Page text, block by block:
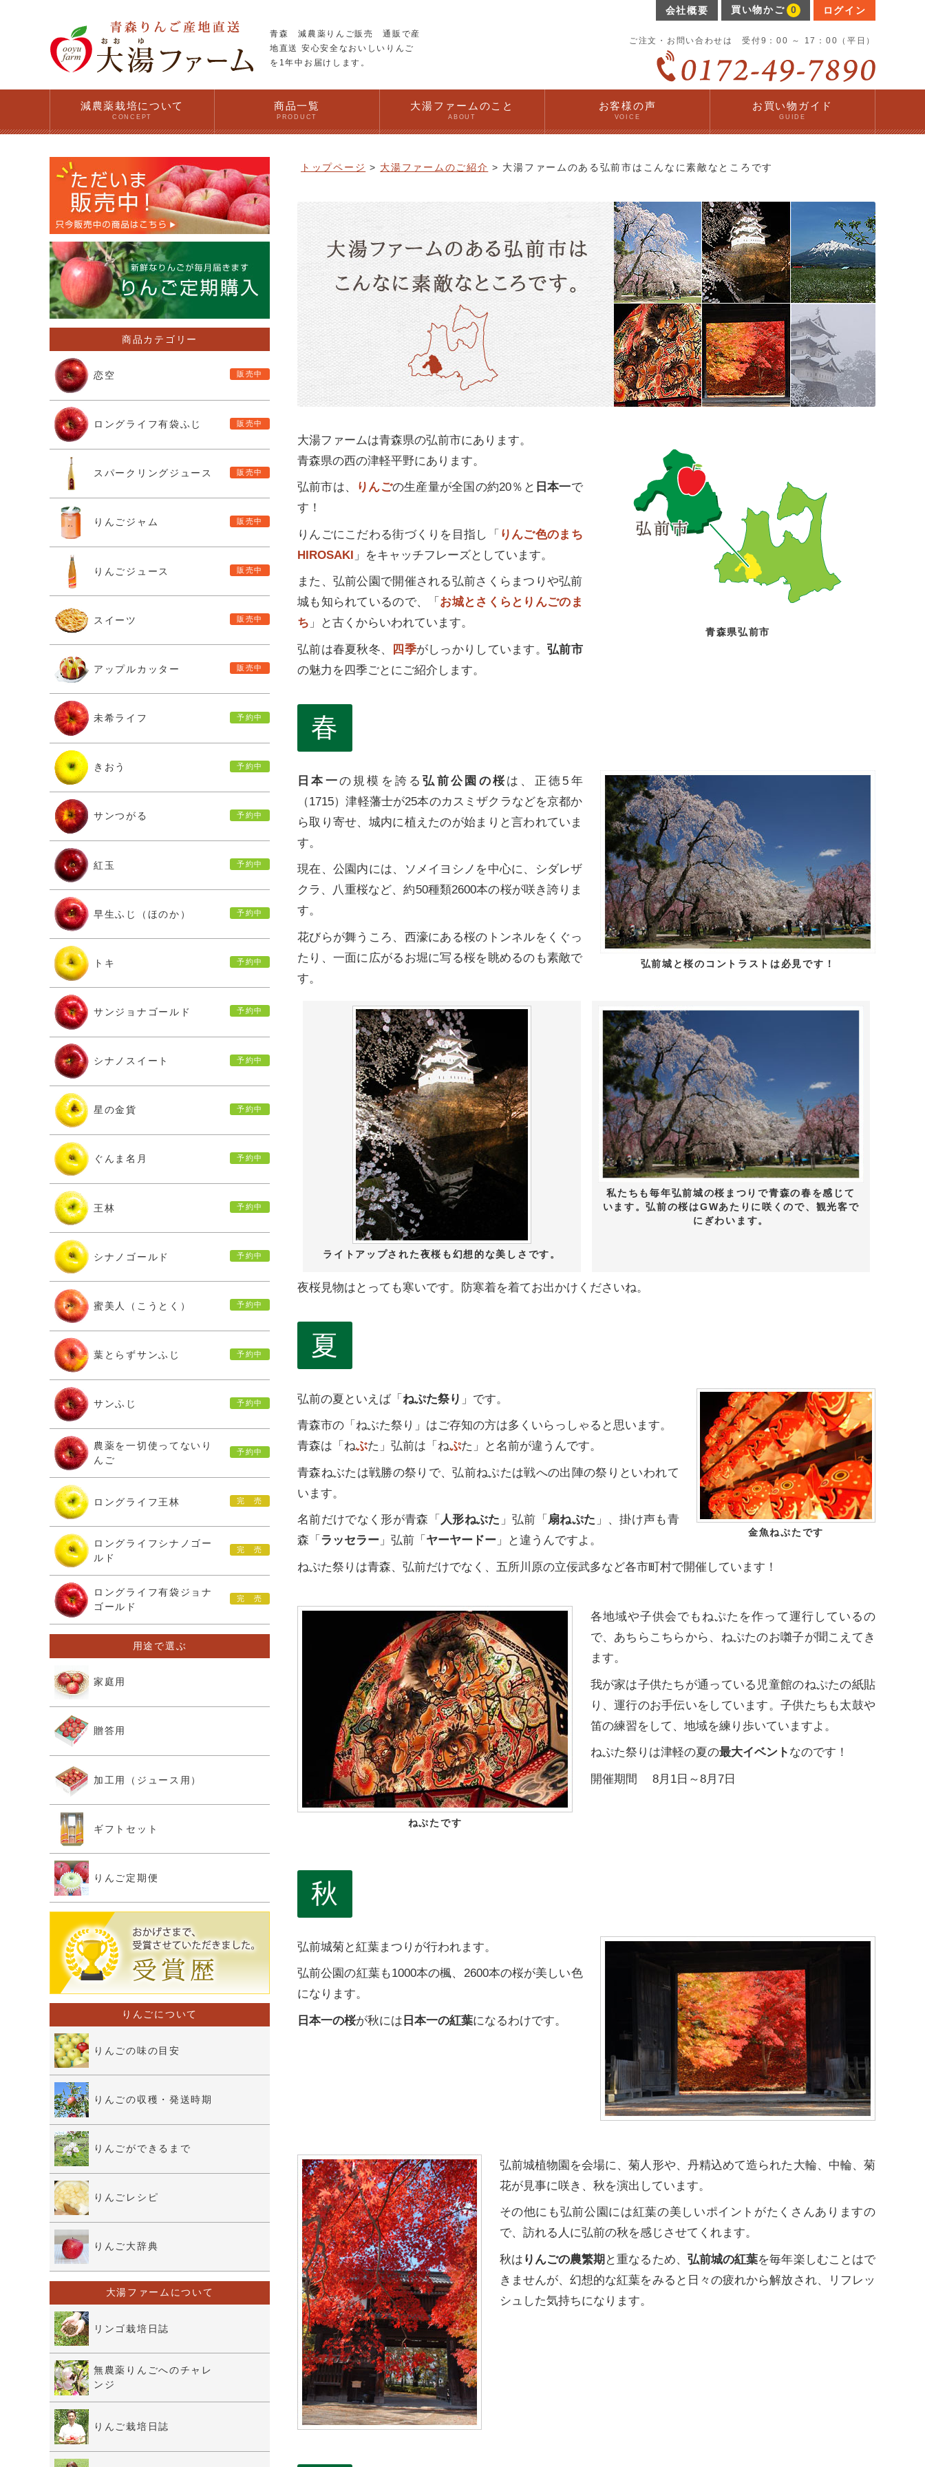
青森 減農薬りんご販売 通販で産
地直送 安心安全なおいしいりんご
を1年中お届けします。
会社概要 買い物かご 0 ログイン
ご注文・お問い合わせは 受付9：00 ～ 17：00（平日）
減農薬栽培について
CONCEPT
商品一覧
PRODUCT
大湯ファームのこと
ABOUT
お客様の声
VOICE
お買い物ガイド
GUIDE
トップページ 大湯ファームのご紹介 大湯ファームのある弘前市はこんなに素敵なところです
青森県弘前市
大湯ファームは青森県の弘前市にあります。
青森県の西の津軽平野にあります。
弘前市は、 りんごの生産量が全国の約20％と 日本一で
す！
りんごにこだわる街づくりを目指し「 りんご色のまち
HIROSAKI 」をキャッチフレーズとしています。
また、弘前公園で開催される弘前さくらまつりや弘前
城も知られているので、「 お城とさくらとりんごのま
ち 」と古くからいわれています。
弘前は春夏秋冬、 四季がしっかりしています。 弘前市
の魅力を四季ごとにご紹介します。
春
弘前城と桜のコントラストは必見です！
日本一の規模を誇る弘前公園の桜は、正徳5年
（1715）津軽藩士が25本のカスミザクラなどを京都か
ら取り寄せ、城内に植えたのが始まりと言われていま
す。
現在、公園内には、ソメイヨシノを中心に、シダレザ
クラ、八重桜など、約50種類2600本の桜が咲き誇りま
す。
花びらが舞うころ、西濠にある桜のトンネルをくぐっ
たり、一面に広がるお堀に写る桜を眺めるのも素敵で
す。
ライトアップされた夜桜も幻想的な美しさです。
私たちも毎年弘前城の桜まつりで青森の春を感じて
います。弘前の桜はGWあたりに咲くので、観光客で
にぎわいます。
夜桜見物はとっても寒いです。防寒着を着てお出かけくださいね。
夏
金魚ねぷたです
弘前の夏といえば「 ねぷた祭り 」です。
青森市の「ねぶた祭り」はご存知の方は多くいらっしゃると思います。
青森は「ねぶた」弘前は「ねぷた」と名前が違うんです。
青森ねぶたは戦勝の祭りで、弘前ねぷたは戦への出陣の祭りといわれて
います。
名前だけでなく形が青森「 人形ねぶた 」弘前「扇ねぷた 」、掛け声も青
森「 ラッセラー 」弘前「 ヤーヤードー 」と違うんですよ。
ねぷた祭りは青森、弘前だけでなく、五所川原の立佞武多など各市町村で開催しています！
ねぷたです
各地域や子供会でもねぷたを作って運行しているの
で、あちらこちらから、ねぷたのお囃子が聞こえてき
ます。
我が家は子供たちが通っている児童館のねぷたの紙貼
り、運行のお手伝いをしています。子供たちも太鼓や
笛の練習をして、地域を練り歩いていますよ。
ねぷた祭りは津軽の夏の最大イベント なのです！
開催期間 8月1日～8月7日
秋
弘前城菊と紅葉まつりが行われます。
弘前公園の紅葉も1000本の楓、2600本の桜が美しい色
になります。
日本一の桜が秋には 日本一の紅葉になるわけです。
弘前城植物園を会場に、菊人形や、丹精込めて造られた大輪、中輪、菊
花が見事に咲き、秋を演出しています。
その他にも弘前公園には紅葉の美しいポイントがたくさんありますの
で、訪れる人に弘前の秋を感じさせてくれます。
秋は りんごの農繁期 と重なるため、 弘前城の紅葉を毎年楽しむことはで
きませんが、幻想的な紅葉をみると日々の疲れから解放され、リフレッ
シュした気持ちになります。
商品カテゴリー
恋空
ロングライフ有袋ふじ
スパークリングジュース
りんごジャム
りんごジュース
スイーツ
アップルカッター
未希ライフ
きおう
サンつがる
紅玉
早生ふじ（ほのか）
トキ
サンジョナゴールド
シナノスイート
星の金貨
ぐんま名月
王林
シナノゴールド
蜜美人（こうとく）
葉とらずサンふじ
サンふじ
農薬を一切使ってないり
んご
ロングライフ王林
ロングライフシナノゴー
ルド
ロングライフ有袋ジョナ
ゴールド
用途で選ぶ
家庭用
贈答用
加工用（ジュース用）
ギフトセット
りんご定期便
りんごについて
りんごの味の目安
りんごの収穫・発送時期
りんごができるまで
りんごレシピ
りんご大辞典
大湯ファームについて
リンゴ栽培日誌
無農薬りんごへのチャレ
ンジ
りんご栽培日誌